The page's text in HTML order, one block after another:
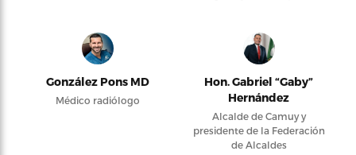
González Pons MD
Médico radiólogo
Hon. Gabriel “Gaby”
Hernández
Alcalde de Camuy y
presidente de la Federación
de Alcaldes